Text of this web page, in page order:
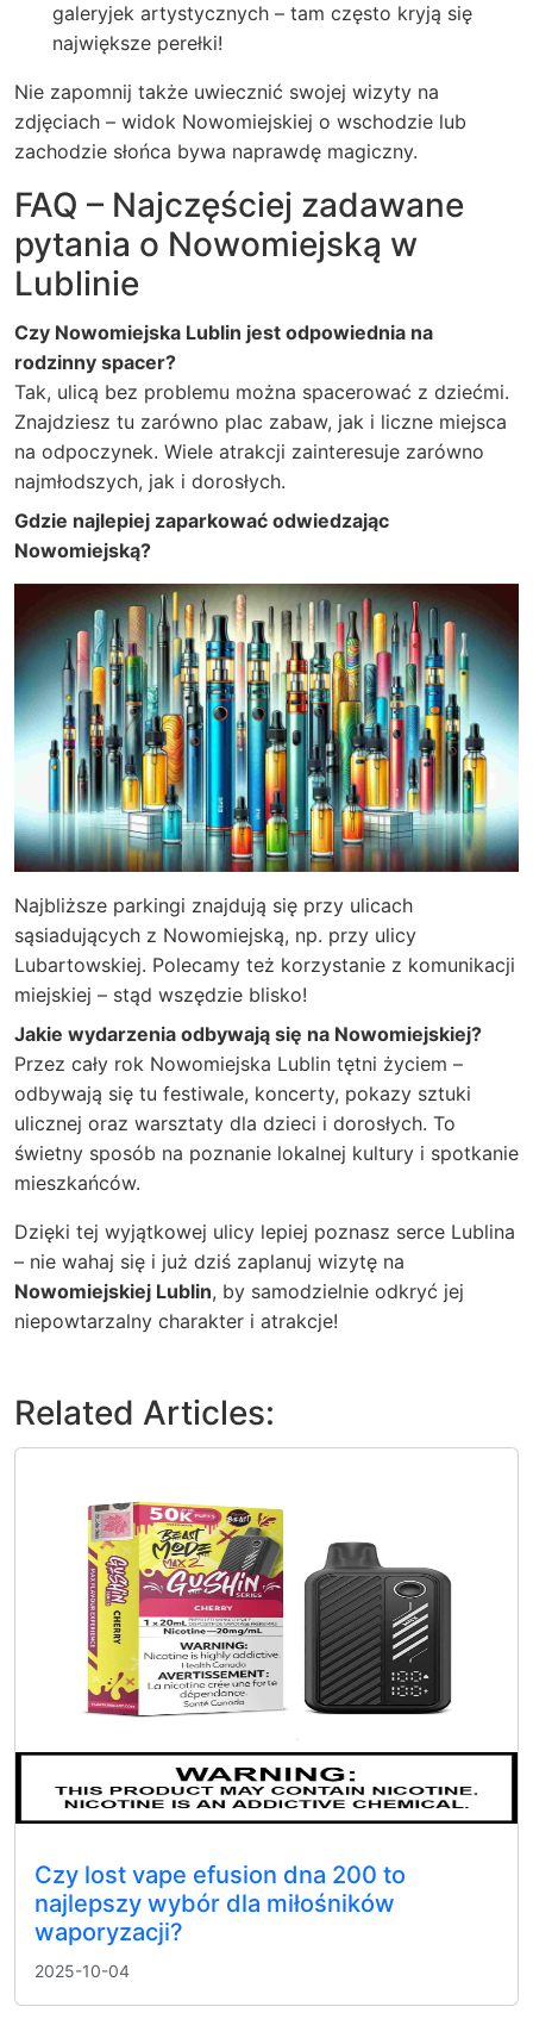
galeryjek artystycznych – tam często kryją się
największe perełki!
Nie zapomnij także uwiecznić swojej wizyty na
zdjęciach – widok Nowomiejskiej o wschodzie lub
zachodzie słońca bywa naprawdę magiczny.
FAQ – Najczęściej zadawane
pytania o Nowomiejską w
Lublinie
Czy Nowomiejska Lublin jest odpowiednia na
rodzinny spacer?
Tak, ulicą bez problemu można spacerować z dziećmi.
Znajdziesz tu zarówno plac zabaw, jak i liczne miejsca
na odpoczynek. Wiele atrakcji zainteresuje zarówno
najmłodszych, jak i dorosłych.
Gdzie najlepiej zaparkować odwiedzając
Nowomiejską?
Najbliższe parkingi znajdują się przy ulicach
sąsiadujących z Nowomiejską, np. przy ulicy
Lubartowskiej. Polecamy też korzystanie z komunikacji
miejskiej – stąd wszędzie blisko!
Jakie wydarzenia odbywają się na Nowomiejskiej?
Przez cały rok Nowomiejska Lublin tętni życiem –
odbywają się tu festiwale, koncerty, pokazy sztuki
ulicznej oraz warsztaty dla dzieci i dorosłych. To
świetny sposób na poznanie lokalnej kultury i spotkanie
mieszkańców.
Dzięki tej wyjątkowej ulicy lepiej poznasz serce Lublina
– nie wahaj się i już dziś zaplanuj wizytę na
Nowomiejskiej Lublin, by samodzielnie odkryć jej
niepowtarzalny charakter i atrakcje!
Related Articles:
Czy lost vape efusion dna 200 to
najlepszy wybór dla miłośników
waporyzacji?
2025-10-04